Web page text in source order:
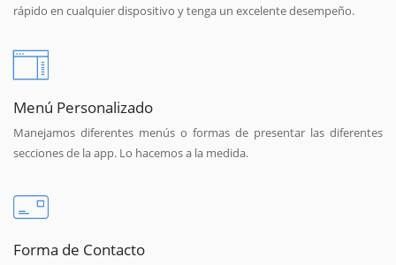
rápido en cualquier dispositivo y tenga un excelente desempeño.
Menú Personalizado
Manejamos diferentes menús o formas de presentar las diferentes
secciones de la app. Lo hacemos a la medida.
Forma de Contacto